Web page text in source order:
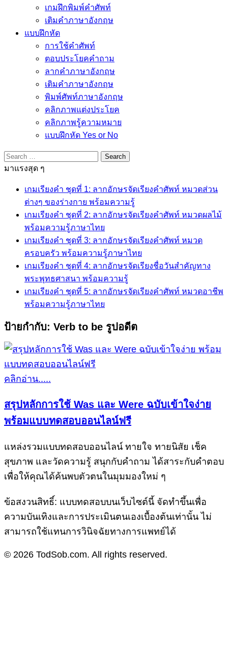
เกมฝึกพิมพ์คำศัพท์
เติมคำภาษาอังกฤษ
แบบฝึกหัด
การใช้คำศัพท์
ตอบประโยคคำถาม
ลากคำภาษาอังกฤษ
เติมคำภาษาอังกฤษ
พิมพ์ศัพท์ภาษาอังกฤษ
คลิกภาพแต่งประโยค
คลิกภาพรู้ความหมาย
แบบฝึกหัด Yes or No
Search
for:
มาแรงสุด ๆ
เกมเรียงคำ ชุดที่ 1: ลากอักษรจัดเรียงคำศัพท์ หมวดส่วน
ต่างๆ ของร่างกาย พร้อมความรู้
เกมเรียงคำ ชุดที่ 2: ลากอักษรจัดเรียงคำศัพท์ หมวดผลไม้
พร้อมความรู้ภาษาไทย
เกมเรียงคำ ชุดที่ 3: ลากอักษรจัดเรียงคำศัพท์ หมวด
ครอบครัว พร้อมความรู้ภาษาไทย
เกมเรียงคำ ชุดที่ 4: ลากอักษรจัดเรียงชื่อวันสำคัญทาง
พระพุทธศาสนา พร้อมความรู้
เกมเรียงคำ ชุดที่ 5: ลากอักษรจัดเรียงคำศัพท์ หมวดอาชีพ
พร้อมความรู้ภาษาไทย
ป้ายกำกับ: Verb to be รูปอดีต
คลิกอ่าน.....
สรุปหลักการใช้ Was และ Were ฉบับเข้าใจง่าย
พร้อมแบบทดสอบออนไลน์ฟรี
แหล่งรวมแบบทดสอบออนไลน์ ทายใจ ทายนิสัย เช็ค
สุขภาพ และวัดความรู้ สนุกกับคำถาม ได้สาระกับคำตอบ
เพื่อให้คุณได้ค้นพบตัวตนในมุมมองใหม่ ๆ
ข้อสงวนสิทธิ์: แบบทดสอบบนเว็บไซต์นี้ จัดทำขึ้นเพื่อ
ความบันเทิงและการประเมินตนเองเบื้องต้นเท่านั้น ไม่
สามารถใช้แทนการวินิจฉัยทางการแพทย์ได้
© 2026 TodSob.com. All rights reserved.